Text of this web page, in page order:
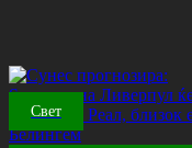
Свет